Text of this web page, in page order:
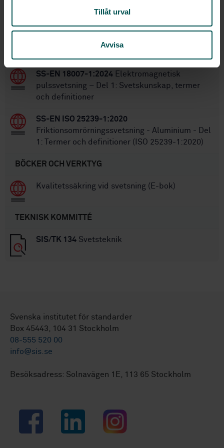
Tillåt urval
Avvisa
gasskurna snitt, laserskurna snitt och
plasmaskurna snitt - Terminologi (ISO
SS-EN 18007-1:2024 Elektromagnetisk
pulssvetsning – Del 1: Svetskunskap, termer
och definitioner
SS-EN ISO 25239-1:2020
Friktionsomrörningssvetsning - Aluminium - Del
1: Termer och definitioner (ISO 25239-1:2020)
BÖCKER OCH VERKTYG
Kvalitetssäkring vid svetsning (E-bok)
TEKNISK KOMMITTÉ
SIS/TK 134 Svetsteknik
Svenska institutet för standarder
Box 45443, 104 31 Stockholm
08-555 520 00
info@sis.se
Besöksadress: Solnavägen 1E, 113 65 Stockholm
Facebook LinkedIn Instagram